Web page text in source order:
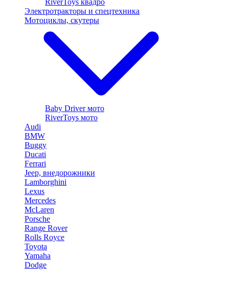
RiverToys квадро
Электротракторы и спецтехника
Мотоциклы, скутеры
Baby Driver мото
RiverToys мото
Audi
BMW
Buggy
Ducati
Ferrari
Jeep, внедорожники
Lamborghini
Lexus
Mercedes
McLaren
Porsche
Range Rover
Rolls Royce
Toyota
Yamaha
Dodge